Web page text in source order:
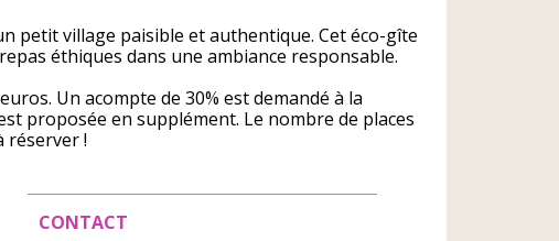
petit village paisible et authentique. Cet éco-gîte
éthiques dans une ambiance responsable.
Un acompte de 30% est demandé à la
proposée en supplément. Le nombre de places
réserver !
CONTACT